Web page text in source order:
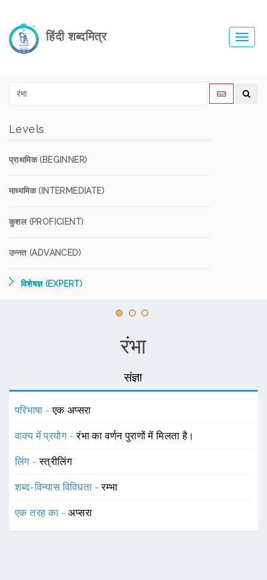
हिंदी शब्दमित्र
Levels
प्राथमिक (BEGINNER)
माध्यमिक (INTERMEDIATE)
कुशल (PROFICIENT)
उन्नत (ADVANCED)
विशेषज्ञ (EXPERT)
रंभा
संज्ञा
परिभाषा -एक अप्सरा
वाक्य में प्रयोग -रंभा का वर्णन पुराणों में मिलता है।
लिंग -स्त्रीलिंग
शब्द-विन्यास विविधता -रम्भा
एक तरह का -अप्सरा